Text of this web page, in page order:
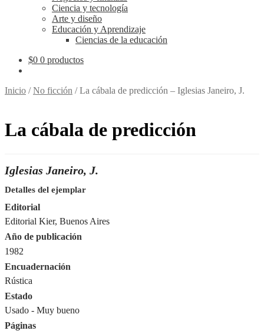
Ciencia y tecnología
Arte y diseño
Educación y Aprendizaje
Ciencias de la educación
$0 0 productos
Inicio /No ficción /La cábala de predicción – Iglesias Janeiro, J.
La cábala de predicción
Iglesias Janeiro, J.
Detalles del ejemplar
Editorial
Editorial Kier, Buenos Aires
Año de publicación
1982
Encuadernación
Rústica
Estado
Usado - Muy bueno
Páginas